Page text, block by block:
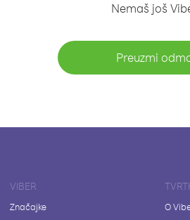
Nemaš još
Preuzmi
VIBER
Značajke
O